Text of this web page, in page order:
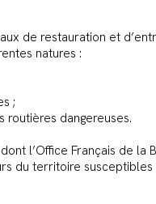
de restauration et
natures :
;
routières dangereuses.
l’Office Français de la
du territoire